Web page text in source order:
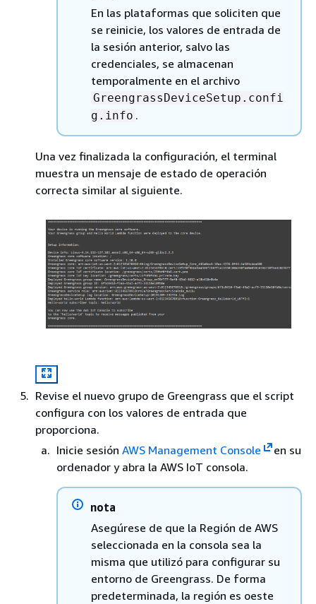
En las plataformas que soliciten que
se reinicie, los valores de entrada de
la sesión anterior, salvo las
credenciales, se almacenan
temporalmente en el archivo
GreengrassDeviceSetup.confi
g.info .
Una vez finalizada la configuración, el terminal
muestra un mensaje de estado de operación
correcta similar al siguiente.
Revise el nuevo grupo de Greengrass que el script
configura con los valores de entrada que
proporciona.
Inicie sesión AWS Management Console
en su
ordenador y abra la AWS IoT consola.
nota
Asegúrese de que la Región de AWS
seleccionada en la consola sea la
misma que utilizó para configurar su
entorno de Greengrass. De forma
predeterminada, la región es oeste